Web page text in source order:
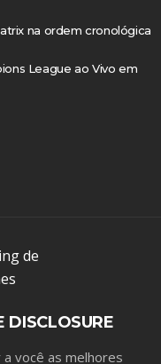
na ordem cronológica
League ao Vivo em
DISCLOSURE
você as melhores